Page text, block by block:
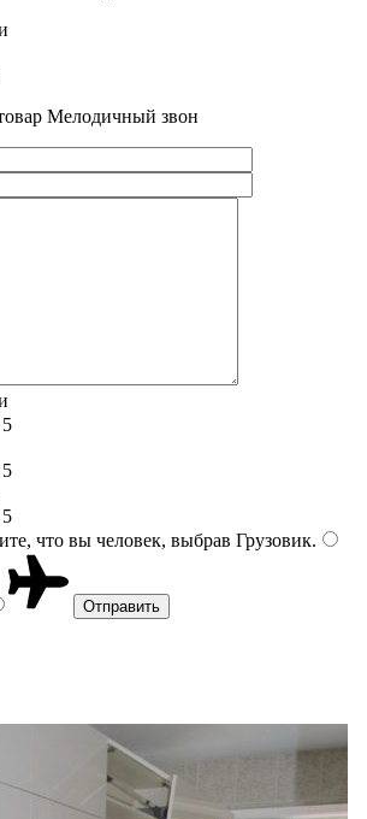
Мелодичный звон
5
5
5
что вы человек, выбрав Грузовик.